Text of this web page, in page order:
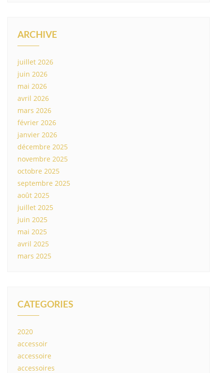
ARCHIVE
juillet 2026
juin 2026
mai 2026
avril 2026
mars 2026
février 2026
janvier 2026
décembre 2025
novembre 2025
octobre 2025
septembre 2025
août 2025
juillet 2025
juin 2025
mai 2025
avril 2025
mars 2025
CATEGORIES
2020
accessoir
accessoire
accessoires